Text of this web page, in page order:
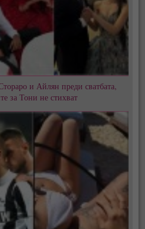
и Айлян преди сватбата,
за Тони не стихват